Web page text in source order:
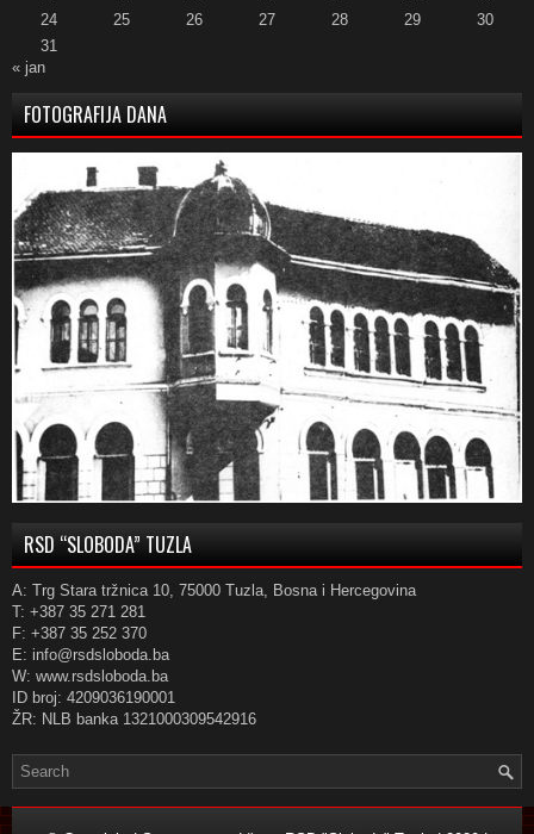
24
25 26 27 28 29
30
31
« jan
FOTOGRAFIJA DANA
RSD “SLOBODA” TUZLA
A: Trg Stara tržnica 10, 75000 Tuzla, Bosna i Hercegovina
T: +387 35 271 281
F: +387 35 252 370
E: info@rsdsloboda.ba
W: www.rsdsloboda.ba
ID broj: 4209036190001
ŽR: NLB banka 1321000309542916